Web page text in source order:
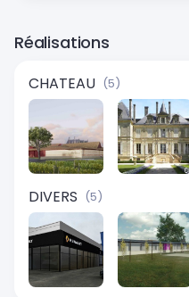
Réalisations
CHATEAU (5)
DIVERS (5)